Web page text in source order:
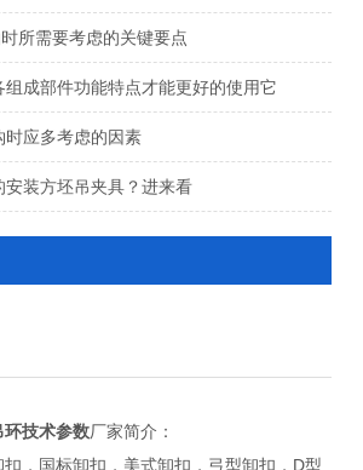
所需要考虑的关键要点
组成部件功能特点才能更好的使用它
时应多考虑的因素
安装方坯吊夹具？进来看
环技术参数厂家简介：
，国标卸扣，美式卸扣，弓型卸扣，D型